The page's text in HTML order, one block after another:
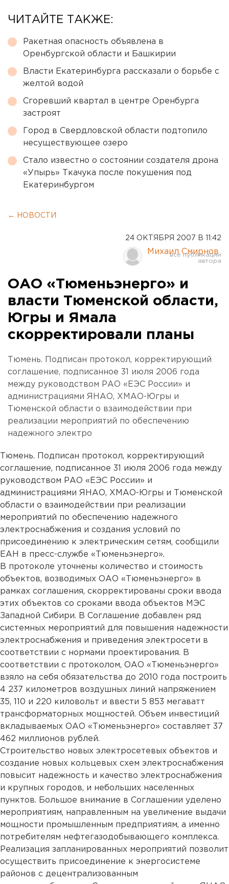
ЧИТАЙТЕ ТАКЖЕ:
Ракетная опасность объявлена в
Оренбургской области и Башкирии
Власти Екатеринбурга рассказали о борьбе с
желтой водой
Сгоревший квартал в центре Оренбурга
застроят
Город в Свердловской области подтопило
несуществующее озеро
Стало известно о состоянии создателя дрона
«Упырь» Ткачука после покушения под
Екатеринбургом
← НОВОСТИ
24 ОКТЯБРЯ 2007 В 11:42
Михаил Смирнов
ОАО «Тюменьэнерго» и
власти Тюменской области,
Югры и Ямала
скорректировали планы
Тюмень. Подписан протокол, корректирующий
соглашение, подписанное 31 июля 2006 года
между руководством РАО «ЕЭС России» и
администрациями ЯНАО, ХМАО-Югры и
Тюменской области о взаимодействии при
реализации мероприятий по обеспечению
надежного электро
Тюмень. Подписан протокол, корректирующий
соглашение, подписанное 31 июля 2006 года между
руководством РАО «ЕЭС России» и
администрациями ЯНАО, ХМАО-Югры и Тюменской
области о взаимодействии при реализации
мероприятий по обеспечению надежного
электроснабжения и создания условий по
присоединению к электрическим сетям, сообщили
ЕАН в пресс-службе «Тюменьэнерго».
В протоколе уточнены количество и стоимость
объектов, возводимых ОАО «Тюменьэнерго» в
рамках соглашения, скорректированы сроки ввода
этих объектов со сроками ввода объектов МЭС
Западной Сибири. В Соглашение добавлен ряд
системных мероприятий для повышения надежности
электроснабжения и приведения электросети в
соответствии с нормами проектирования. В
соответствии с протоколом, ОАО «Тюменьэнерго»
взяло на себя обязательства до 2010 года построить
4 237 километров воздушных линий напряжением
35, 110 и 220 киловольт и ввести 5 853 мегаватт
трансформаторных мощностей. Объем инвестиций
вкладываемых ОАО «Тюменьэнерго» составляет 37
462 миллионов рублей.
Строительство новых электросетевых объектов и
создание новых кольцевых схем электроснабжения
повысит надежность и качество электроснабжения
и крупных городов, и небольших населенных
пунктов. Большое внимание в Соглашении уделено
мероприятиям, направленным на увеличение выдачи
мощности промышленным предприятиям, а именно
потребителям нефтегазодобывающего комплекса.
Реализация запланированных мероприятий позволит
осуществить присоединение к энергосистеме
районов с децентрализованным